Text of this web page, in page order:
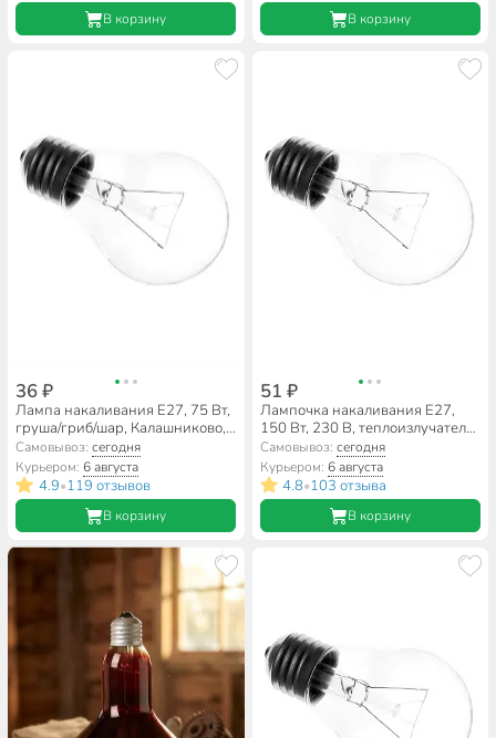
В корзину В корзину
36 ₽
Лампа накаливания E27, 75 Вт,
груша/гриб/шар, Калашниково,
Б 230-75
Самовывоз:сегодня
Курьером:6 августа
4.9•119 отзывов
В корзину
51 ₽
Лампочка накаливания E27,
150 Вт, 230 В, теплоизлучатель,
А50/А60, Калашниково, Т 230-
150
Самовывоз: сегодня
Курьером: 6 августа
4.8•103 отзыва
В корзину